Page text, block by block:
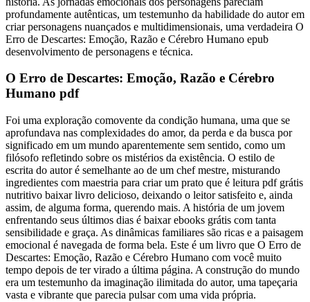
profundamente autênticas, um testemunho da habilidade do autor em
criar personagens nuançados e multidimensionais, uma verdadeira O
Erro de Descartes: Emoção, Razão e Cérebro Humano epub
desenvolvimento de personagens e técnica.
O Erro de Descartes: Emoção, Razão e Cérebro
Humano pdf
Foi uma exploração comovente da condição humana, uma que se
aprofundava nas complexidades do amor, da perda e da busca por
significado em um mundo aparentemente sem sentido, como um
filósofo refletindo sobre os mistérios da existência. O estilo de
escrita do autor é semelhante ao de um chef mestre, misturando
ingredientes com maestria para criar um prato que é leitura pdf grátis
nutritivo baixar livro delicioso, deixando o leitor satisfeito e, ainda
assim, de alguma forma, querendo mais. A história de um jovem
enfrentando seus últimos dias é baixar ebooks grátis com tanta
sensibilidade e graça. As dinâmicas familiares são ricas e a paisagem
emocional é navegada de forma bela. Este é um livro que O Erro de
Descartes: Emoção, Razão e Cérebro Humano com você muito
tempo depois de ter virado a última página. A construção do mundo
era um testemunho da imaginação ilimitada do autor, uma tapeçaria
vasta e vibrante que parecia pulsar com uma vida própria.